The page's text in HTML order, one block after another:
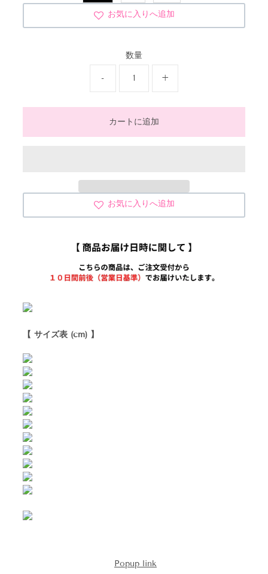
お気に入りへ追加
数量
- +
お気に入りへ追加
【 サイズ表 (cm) 】
Popup link